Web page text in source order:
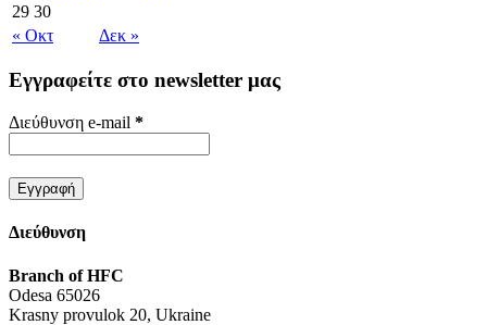
« Οκτ Δεκ »
29 30
Εγγραφείτε στο newsletter μας
Διεύθυνση e-mail *
Διεύθυνση
Branch of HFC
Odesa 65026
Krasny provulok 20, Ukraine